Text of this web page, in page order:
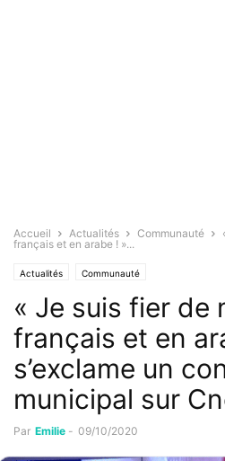
Accueil Actualités Communauté
français et en arabe ! »...
Actualités Communauté
« Je suis fier de
français et en
s’exclame un
municipal sur
Par Emilie - 09/10/2020